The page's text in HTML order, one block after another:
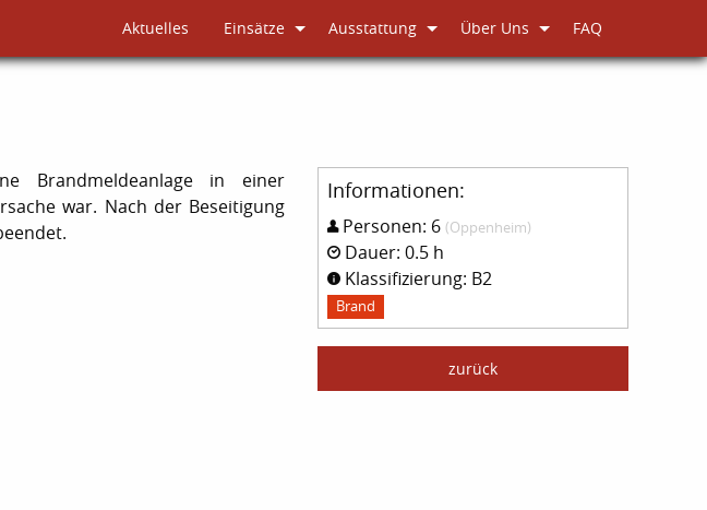
Aktuelles Einsätze Ausstattung Über Uns FAQ
Brandmeldeanlage in einer
war. Nach der Beseitigung
Informationen:
Personen: 6 (Oppenheim)
Dauer: 0.5 h
Klassifizierung: B2
Brand
zurück